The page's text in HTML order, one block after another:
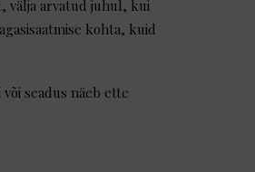
välja arvatud juhul, kui
kohta, kuid
seadus näeb ette